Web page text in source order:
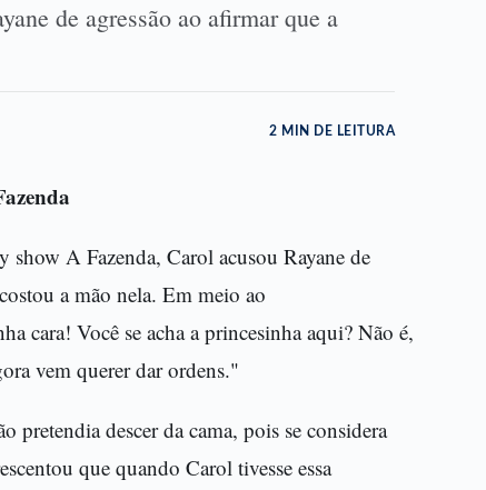
de agressão ao afirmar que a
2 MIN DE LEITURA
show A Fazenda, Carol acusou Rayane de
a mão nela. Em meio ao
cara! Você se acha a princesinha aqui? Não é,
vem querer dar ordens."
pretendia descer da cama, pois se considera
que quando Carol tivesse essa